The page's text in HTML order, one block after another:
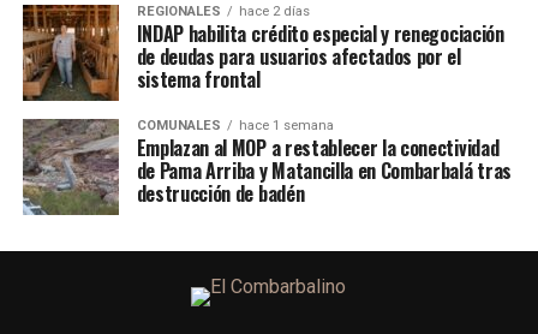
REGIONALES hace 2 días
INDAP habilita crédito especial y renegociación
de deudas para usuarios afectados por el
sistema frontal
COMUNALES hace 1 semana
Emplazan al MOP a restablecer la conectividad
de Pama Arriba y Matancilla en Combarbalá tras
destrucción de badén